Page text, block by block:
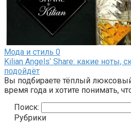
Мода и стиль 0
Kilian Angels’ Share: какие ноты,
подойдёт
Вы подбираете тёплый
время года и хотите понимать,
Поиск:
Рубрики